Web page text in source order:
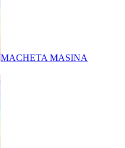
MACHETA MASINA